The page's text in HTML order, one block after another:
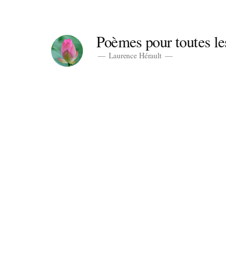
Poèmes pour toutes
Laurence Hérault